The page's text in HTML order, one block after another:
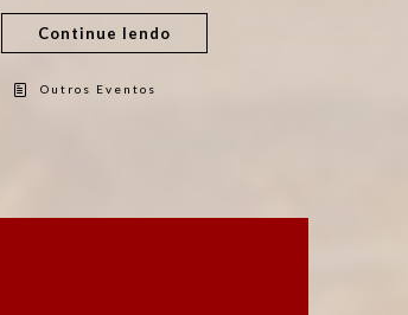
Continue lendo
Outros Eventos